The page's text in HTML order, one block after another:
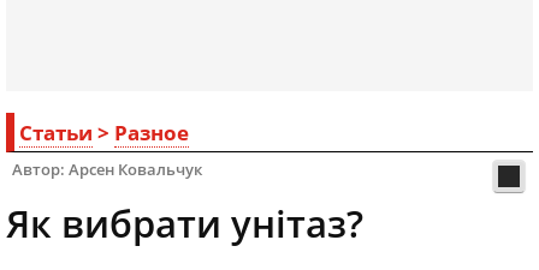
Статьи > Разное
Автор: Арсен Ковальчук
Як вибрати унітаз?